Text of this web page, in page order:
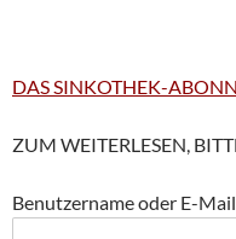
DAS SINKOTHEK-
ZUM WEITERLESEN,
Benutzername oder E-Mail